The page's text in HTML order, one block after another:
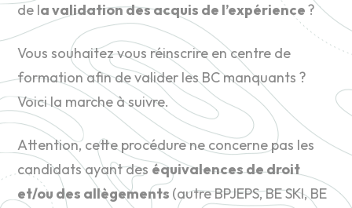
de la validation des acquis de l’expérience?
Vous souhaitez vous réinscrire en centre de
formation afin de valider les BC manquants ?
Voici la marche à suivre.
Attention, cette procédure ne concerne pas les
candidats ayant des équivalences de droit
et/ou des allègements (autre BPJEPS, BE SKI, BE